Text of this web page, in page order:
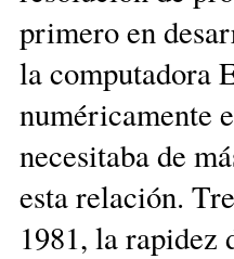
primero en
la computadora
numéricamente
necesitaba de
esta relación.
1981, la rapidez